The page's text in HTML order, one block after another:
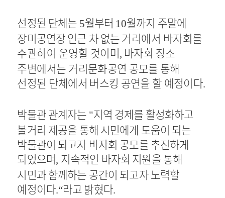
선정된 단체는 5월부터 10월까지 주말에
장미공연장 인근 차 없는거리에서 바자회를
주관하여 운영할 것이며, 바자회 장소
주변에서는거리문화공연 공모를 통해
선정된 단체에서 버스킹 공연을 할 예정이다.
박물관 관계자는 "지역 경제를 활성화하고
볼거리 제공을 통해 시민에게 도움이 되는
박물관이 되고자 바자회 공모를 추진하게
되었으며, 지속적인 바자회 지원을 통해
시민과 함께하는 공간이 되고자 노력할
예정이다.“라고 밝혔다.